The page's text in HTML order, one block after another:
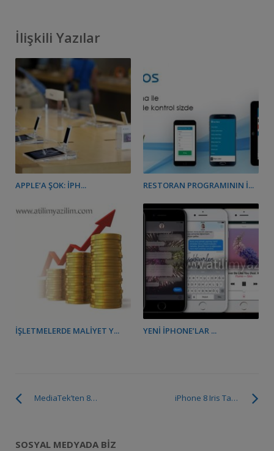
İlişkili Yazılar
APPLE’A ŞOK: İPH... RESTORAN PROGRAMININ İ...
İŞLETMELERDE MALIYET Y... YENI IPHONE’LAR ...
iPhone 8 Iris Tarayıcısıyla Gelecek
MediaTek’ten 8GB Ram Destekleyen İşlemci: Helio X30
SOSYAL MEDYADA BIZ